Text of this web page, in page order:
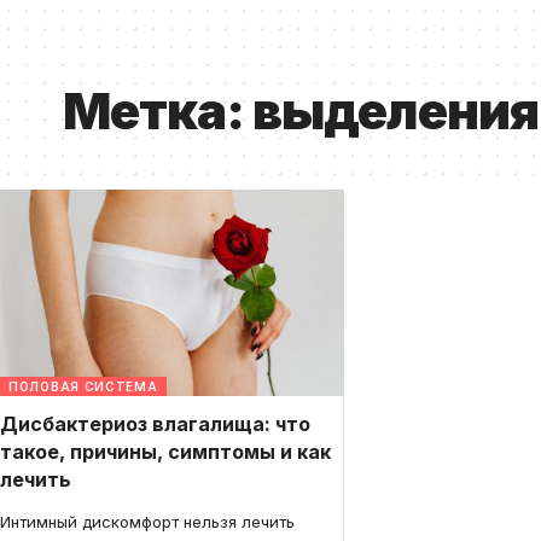
Метка:
ПОЛОВАЯ СИСТЕМА
Дисбактериоз влагалища: что
такое, причины, симптомы и как
лечить
Интимный дискомфорт нельзя лечить